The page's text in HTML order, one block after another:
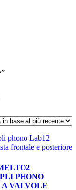
PHONO
VALVOLE